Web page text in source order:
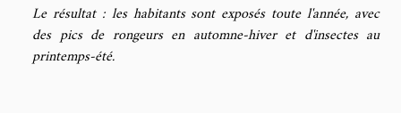
Le résultat : les habitants sont exposés toute l'année, avec
des pics de rongeurs en automne-hiver et d'insectes au
printemps-été.